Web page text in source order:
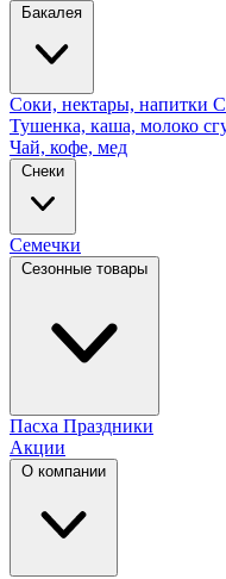
Бакалея
Соки, нектары, напитки
Тушенка, каша, молоко
Чай, кофе, мед
Снеки
Семечки
Сезонные товары
Пасха Праздники
Акции
О компании